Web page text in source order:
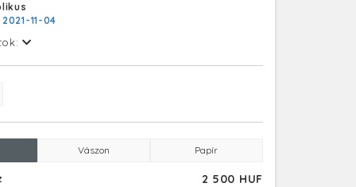
2021-11-04
Vászon Papír
2 500 HUF